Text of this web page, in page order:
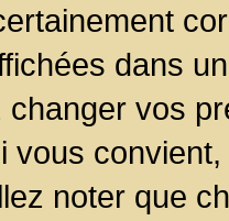
dans
vos
vous
noter que